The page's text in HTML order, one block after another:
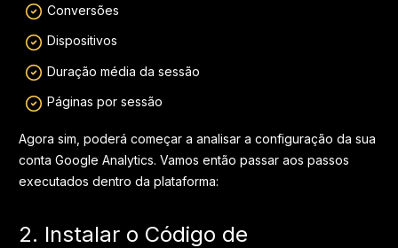
Conversões
Dispositivos
Duração média da sessão
Páginas por sessão
Agora sim, poderá começar a analisar a configuração da sua
conta Google Analytics. Vamos então passar aos passos
executados dentro da plataforma:
2. Instalar o Código de